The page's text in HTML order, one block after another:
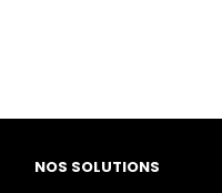
NOS SOLUTIONS